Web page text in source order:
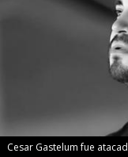
Cesar Gastelum fue